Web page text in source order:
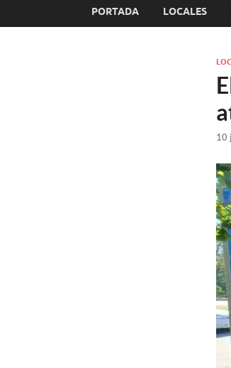
PORTADA LOCALES
10